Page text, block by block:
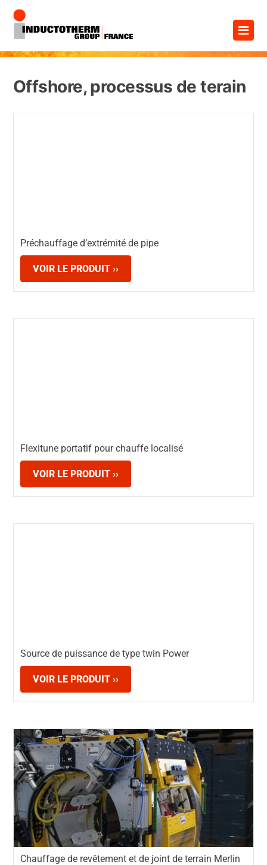
×
Aller
contenu
Offshore, processus de terain
Préchauffage d’extrémité de pipe
VOIR LE PRODUIT ››
Flexitune portatif pour chauffe localisé
VOIR LE PRODUIT ››
Source de puissance de type twin Power
VOIR LE PRODUIT ››
Chauffage de revêtement et de joint de terrain Merlin